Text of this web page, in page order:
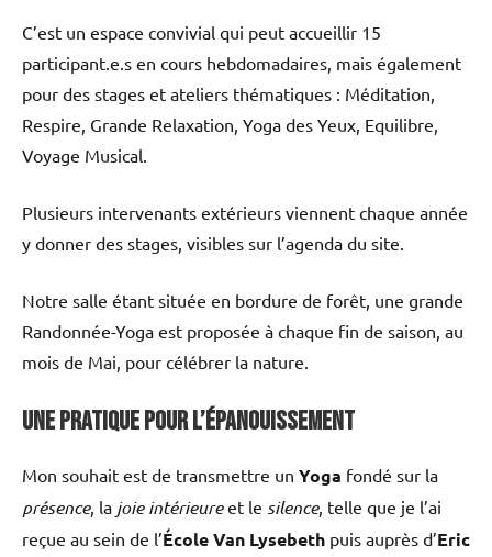
C’est un espace convivial qui peut accueillir 15
participant.e.s en cours hebdomadaires, mais également
pour des stages et ateliers thématiques : Méditation,
Respire, Grande Relaxation, Yoga des Yeux, Equilibre,
Voyage Musical.
Plusieurs intervenants extérieurs viennent chaque année
y donner des stages, visibles sur l’agenda du site.
Notre salle étant située en bordure de forêt, une grande
Randonnée-Yoga est proposée à chaque fin de saison, au
mois de Mai, pour célébrer la nature.
Une pratique pour l’épanouissement
Mon souhait est de transmettre un Yoga fondé sur la
présence, la joie intérieureet le silence, telle que je l’ai
reçue au sein de l’École Van Lysebeth puis auprès d’Eric